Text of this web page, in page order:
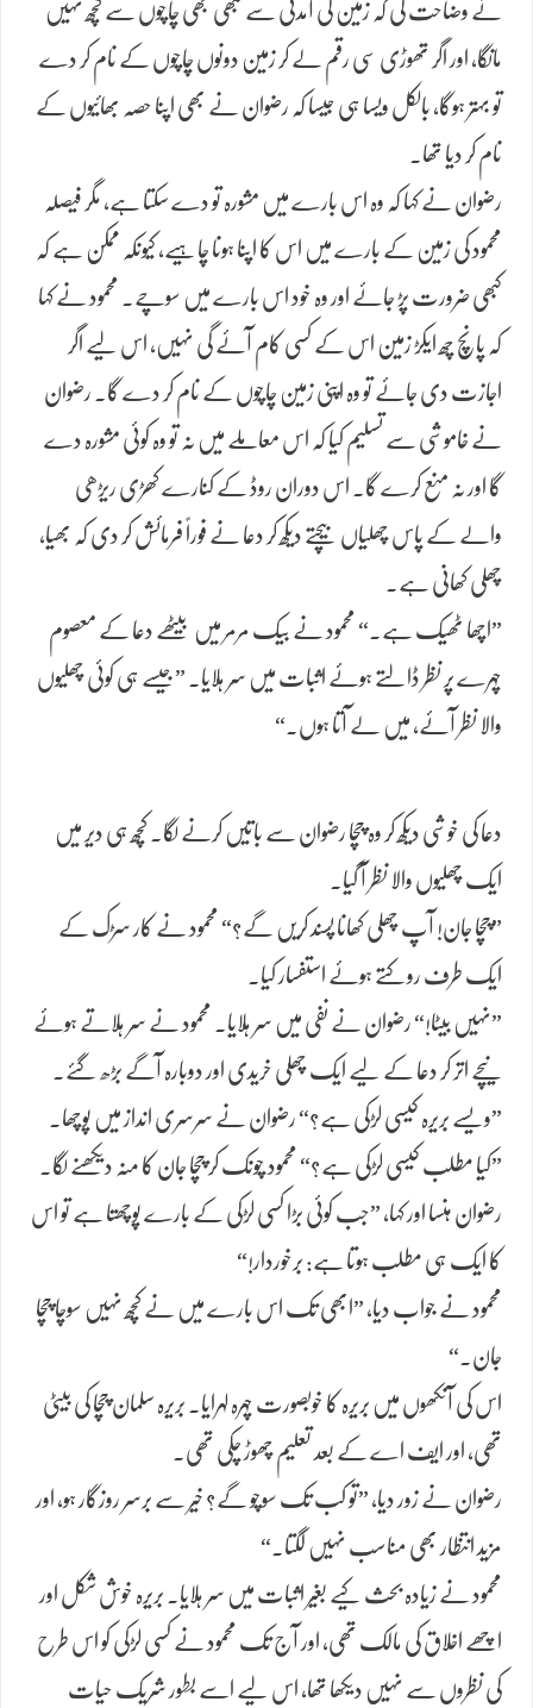
نے وضاحت کی کہ زمین کی آمدنی سے کبھی بھی چاچوں سے کچھ نہیں
مانگا، اور اگر تھوڑی سی رقم لے کر زمین دونوں چاچوں کے نام کر دے
تو بہتر ہوگا، بالکل ویسا ہی جیسا کہ رضوان نے بھی اپنا حصہ بھائیوں کے
نام کر دیا تھا۔
رضوان نے کہا کہ وہ اس بارے میں مشورہ تو دے سکتا ہے، مگر فیصلہ
محمود کی زمین کے بارے میں اس کا اپنا ہونا چاہیے، کیونکہ ممکن ہے کہ
کبھی ضرورت پڑ جائے اور وہ خود اس بارے میں سوچے۔ محمود نے کہا
کہ پانچ چھ ایکڑ زمین اس کے کسی کام آئے گی نہیں، اس لیے اگر
اجازت دی جائے تو وہ اپنی زمین چاچوں کے نام کر دے گا۔ رضوان
نے خاموشی سے تسلیم کیا کہ اس معاملے میں نہ تو وہ کوئی مشورہ دے
گا اور نہ منع کرے گا۔ اس دوران روڈ کے کنارے کھڑی ریڑھی
والے کے پاس چھلیاں بیچتے دیکھ کر دعا نے فوراً فرمائش کر دی کہ بھیا،
چھلی کھانی ہے۔
”اچھا ٹھیک ہے۔“ محمود نے بیک مرمر میں بیٹھے دعا کے معصوم
چہرے پر نظر ڈالتے ہوئے اثبات میں سر ہلایا۔ ”جیسے ہی کوئی چھلیوں
والا نظر آئے، میں لے آتا ہوں۔“
دعا کی خوشی دیکھ کر وہ چچا رضوان سے باتیں کرنے لگا۔ کچھ ہی دیر میں
ایک چھلیوں والا نظر آ گیا۔
”چچا جان! آپ چھلی کھانا پسند کریں گے؟“ محمود نے کار سڑک کے
ایک طرف روکتے ہوئے استفسار کیا۔
”نہیں بیٹا!“ رضوان نے نفی میں سر ہلایا۔ محمود نے سر ہلاتے ہوئے
نیچے اتر کر دعا کے لیے ایک چھلی خریدی اور دوبارہ آگے بڑھ گئے۔
”ویسے بریرہ کیسی لڑکی ہے؟“ رضوان نے سرسری انداز میں پوچھا۔
”کیا مطلب کیسی لڑکی ہے؟“ محمود چونک کر چچا جان کا منہ دیکھنے لگا۔
رضوان ہنسا اور کہا، ”جب کوئی بڑا کسی لڑکی کے بارے پوچھتا ہے تو اس
کا ایک ہی مطلب ہوتا ہے: برخوردار!“
محمود نے جواب دیا، ”ابھی تک اس بارے میں نے کچھ نہیں سوچا چچا
جان۔“
اس کی آنکھوں میں بریرہ کا خوبصورت چہرہ لہرایا۔ بریرہ سلمان چچا کی بیٹی
تھی، اور ایف اے کے بعد تعلیم چھوڑ چکی تھی۔
رضوان نے زور دیا، ”تو کب تک سوچو گے؟ خیر سے برسر روزگار ہو، اور
مزید انتظار بھی مناسب نہیں لگتا۔“
محمود نے زیادہ بحث کیے بغیر اثبات میں سر ہلایا۔ بریرہ خوش شکل اور
اچھے اخلاق کی مالک تھی، اور آج تک محمود نے کسی لڑکی کو اس طرح
کی نظروں سے نہیں دیکھا تھا، اس لیے اسے بطور شریک حیات